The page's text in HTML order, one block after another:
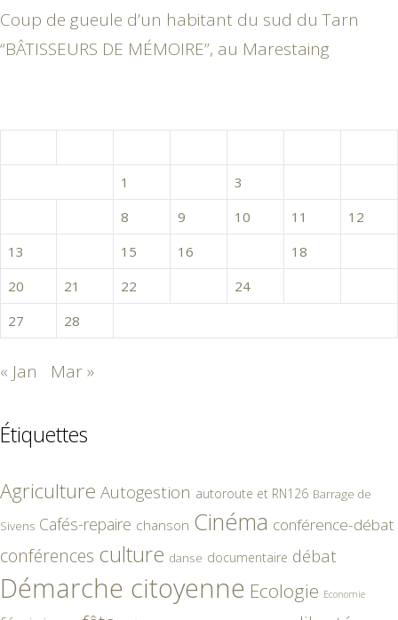
Coup de gueule d’un habitant du sud du Tarn
“BÂTISSEURS DE MÉMOIRE”, au Marestaing
1
3
8 9 10 11
12
13
15 16 18
20
21 22 24
27
28
« Jan Mar »
Étiquettes
Agriculture Autogestion autoroute et RN126 Barrage de
Sivens Cafés-repaire chanson Cinéma conférence-débat
conférences culture danse documentaire débat
Démarche citoyenne Ecologie Economie